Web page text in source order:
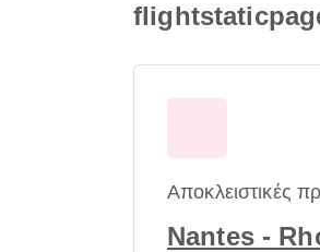
Αποκλειστικές
Nantes -